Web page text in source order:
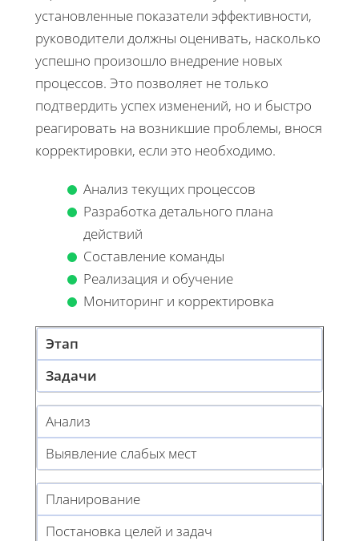
установленные показатели эффективности,
руководители должны оценивать, насколько
успешно произошло внедрение новых
процессов. Это позволяет не только
подтвердить успех изменений, но и быстро
реагировать на возникшие проблемы, внося
корректировки, если это необходимо.
Анализ текущих процессов
Разработка детального плана
действий
Составление команды
Реализация и обучение
Мониторинг и корректировка
Этап
Задачи
Анализ
Выявление слабых мест
Планирование
Постановка целей и задач